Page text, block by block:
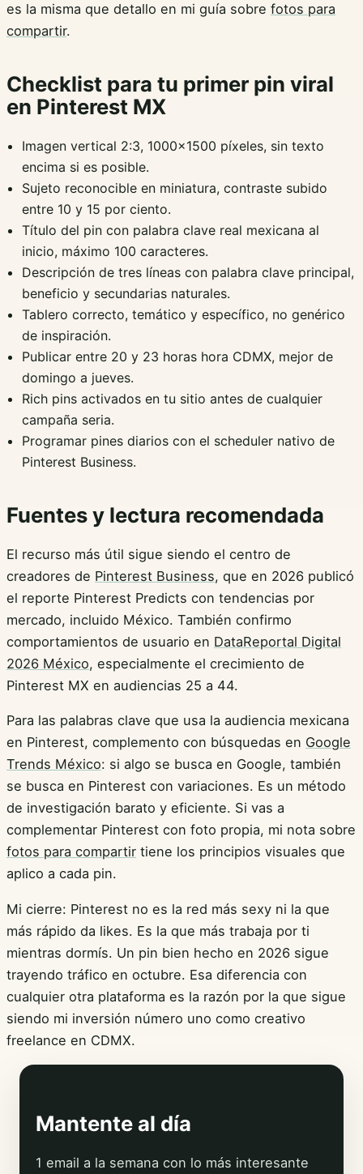
es la misma que detallo en mi guía sobre fotos para
compartir.
Checklist para tu primer pin viral
en Pinterest MX
Imagen vertical 2:3, 1000x1500 píxeles, sin texto
encima si es posible.
Sujeto reconocible en miniatura, contraste subido
entre 10 y 15 por ciento.
Título del pin con palabra clave real mexicana al
inicio, máximo 100 caracteres.
Descripción de tres líneas con palabra clave principal,
beneficio y secundarias naturales.
Tablero correcto, temático y específico, no genérico
de inspiración.
Publicar entre 20 y 23 horas hora CDMX, mejor de
domingo a jueves.
Rich pins activados en tu sitio antes de cualquier
campaña seria.
Programar pines diarios con el scheduler nativo de
Pinterest Business.
Fuentes y lectura recomendada
El recurso más útil sigue siendo el centro de
creadores de Pinterest Business, que en 2026 publicó
el reporte Pinterest Predicts con tendencias por
mercado, incluido México. También confirmo
comportamientos de usuario en DataReportal Digital
2026 México, especialmente el crecimiento de
Pinterest MX en audiencias 25 a 44.
Para las palabras clave que usa la audiencia mexicana
en Pinterest, complemento con búsquedas en Google
Trends México: si algo se busca en Google, también
se busca en Pinterest con variaciones. Es un método
de investigación barato y eficiente. Si vas a
complementar Pinterest con foto propia, mi nota sobre
fotos para compartir tiene los principios visuales que
aplico a cada pin.
Mi cierre: Pinterest no es la red más sexy ni la que
más rápido da likes. Es la que más trabaja por ti
mientras dormís. Un pin bien hecho en 2026 sigue
trayendo tráfico en octubre. Esa diferencia con
cualquier otra plataforma es la razón por la que sigue
siendo mi inversión número uno como creativo
freelance en CDMX.
Mantente al día
1 email a la semana con lo más interesante